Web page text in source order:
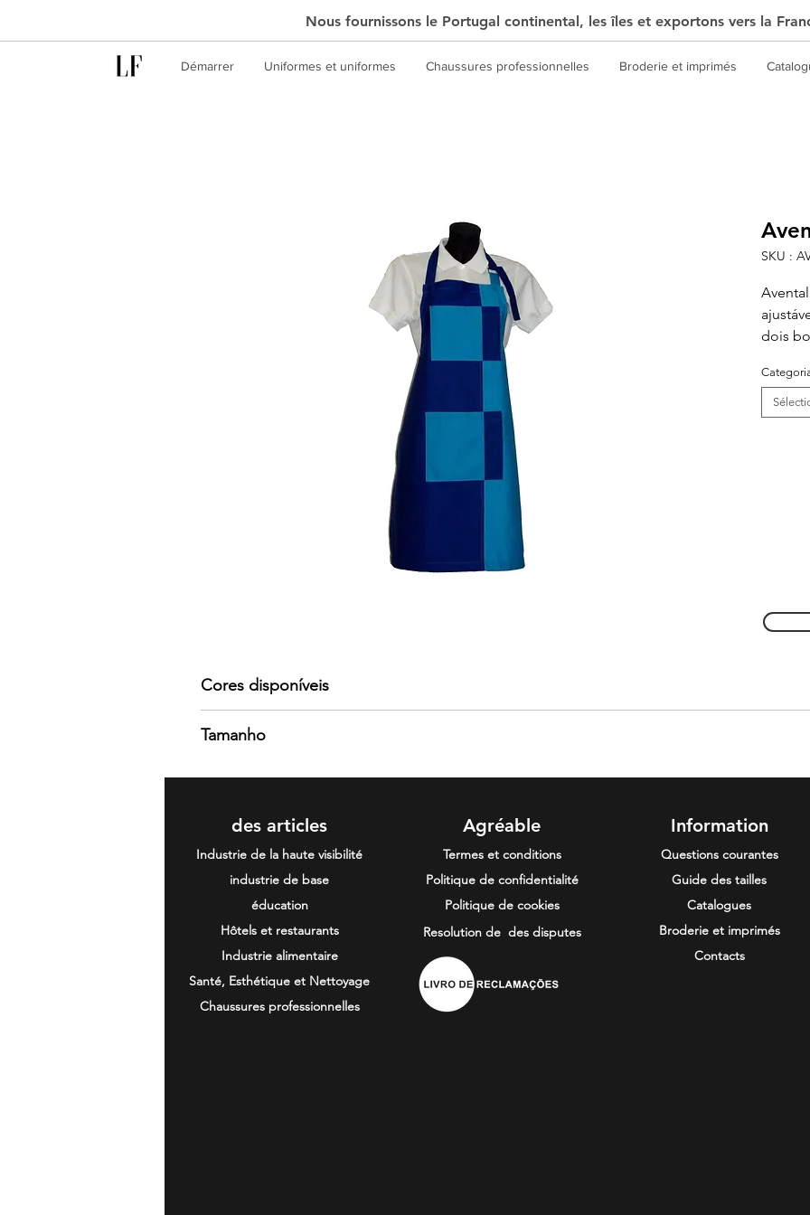
Nous fournissons le Portugal continental, les îles et exportons vers la
Démarrer Uniformes et uniformes Chaussures professionnelles Broderie et imprimés
SKU :
dois
Cores disponíveis
Tamanho
des articles
Industrie de la haute visibilité
industrie de base
éducation
Hôtels et restaurants
Industrie alimentaire
Santé, Esthétique et Nettoyage
Chaussures professionnelles
Agréable
Termes et conditions
Politique de confidentialité
Politique de cookies
Resolution de des disputes
Information
Questions courantes
Guide des tailles
Catalogues
Broderie et imprimés
Contacts